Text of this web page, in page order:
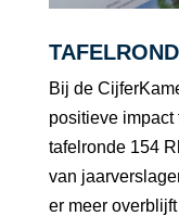
Bij de
positieve
tafelronde 154
van
er meer